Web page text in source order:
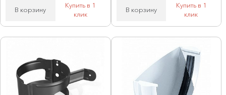
В корзину
Купить в 1
клик
В корзину
Купить в 1
клик